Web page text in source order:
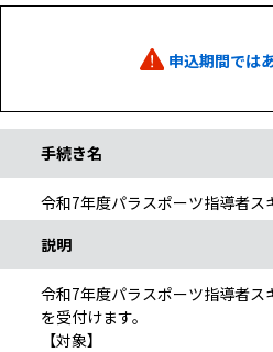
申込期間では
手続き名
令和7年度パラスポーツ指導者ス
説明
令和7年度パラスポーツ指導者
を受付けます。
【対象】